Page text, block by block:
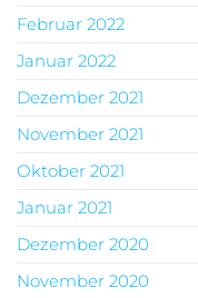
Februar 2022
Januar 2022
Dezember 2021
November 2021
Oktober 2021
Januar 2021
Dezember 2020
November 2020